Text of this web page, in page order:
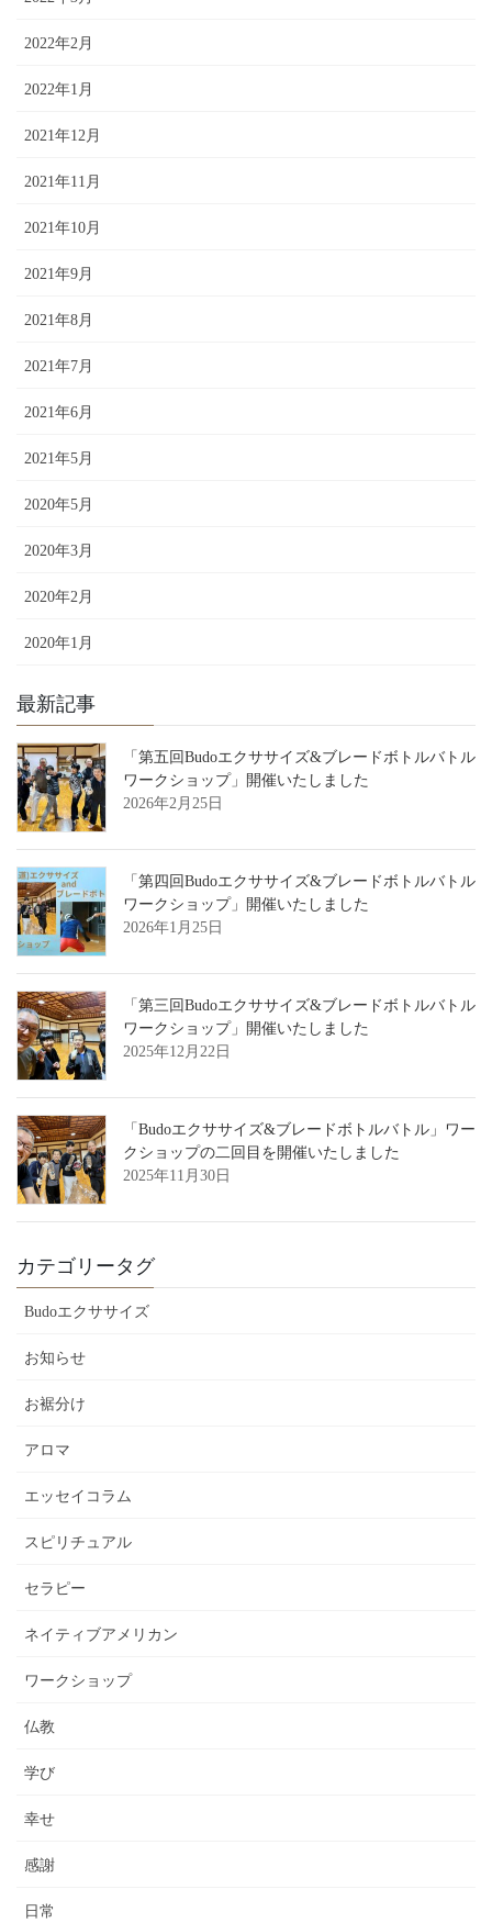
2022年2月
2022年1月
2021年12月
2021年11月
2021年10月
2021年9月
2021年8月
2021年7月
2021年6月
2021年5月
2020年5月
2020年3月
2020年2月
2020年1月
最新記事
「第五回Budoエクササイズ&ブレードボトルバトル
ワークショップ」開催いたしました
2026年2月25日
「第四回Budoエクササイズ&ブレードボトルバトル
ワークショップ」開催いたしました
2026年1月25日
「第三回Budoエクササイズ&ブレードボトルバトル
ワークショップ」開催いたしました
2025年12月22日
「Budoエクササイズ&ブレードボトルバトル」ワー
クショップの二回目を開催いたしました
2025年11月30日
カテゴリータグ
Budoエクササイズ
お知らせ
お裾分け
アロマ
エッセイコラム
スピリチュアル
セラピー
ネイティブアメリカン
ワークショップ
仏教
学び
幸せ
感謝
日常